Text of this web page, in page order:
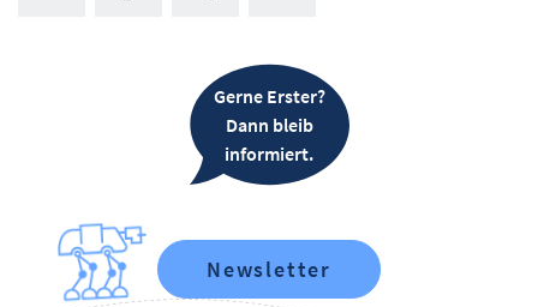
Gerne Erster?
Dann bleib
informiert.
Newsletter